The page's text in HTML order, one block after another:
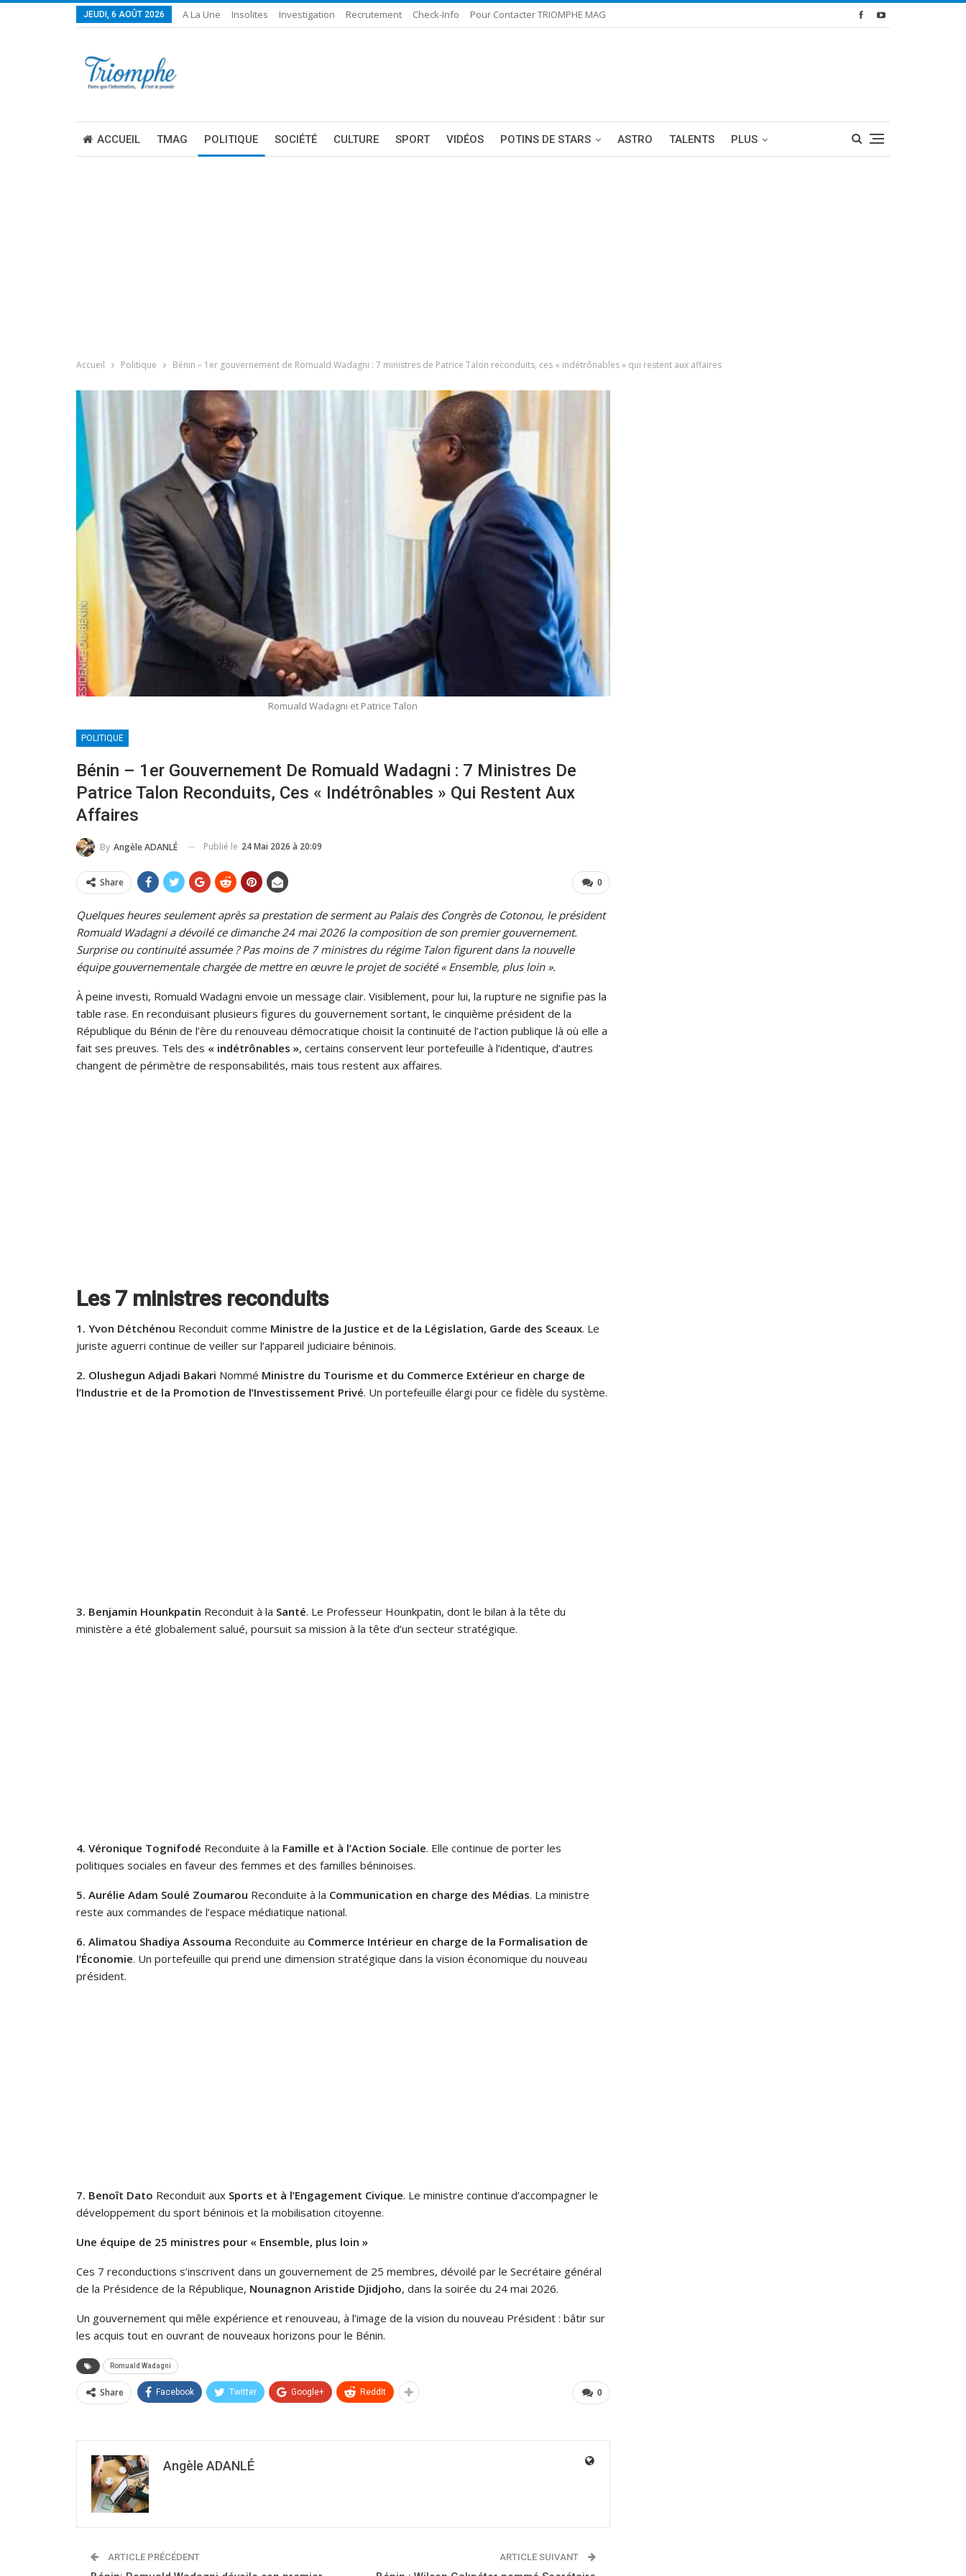
JEUDI, 6 AOÛT 2026 A La Une Insolites Investigation Recrutement Check-Info Pour Contacter TRIOMPHE MAG
ACCUEIL TMAG POLITIQUE SOCIÉTÉ CULTURE SPORT VIDÉOS POTINS DE STARS ASTRO TALENTS PLUS
Accueil Politique Bénin – 1er gouvernement de Romuald Wadagni : 7 ministres de Patrice Talon reconduits, ces « indétrônables » qui restent aux affaires
Romuald Wadagni et Patrice Talon
POLITIQUE
Bénin – 1er Gouvernement De Romuald Wadagni : 7 Ministres De
Patrice Talon Reconduits, Ces « Indétrônables » Qui Restent Aux
Affaires
By Angèle ADANLÉ Publié le 24 Mai 2026 à 20:09
0
Share
Quelques heures seulement après sa prestation de serment au Palais des Congrès de Cotonou, le président
Romuald Wadagni a dévoilé ce dimanche 24 mai 2026 la composition de son premier gouvernement.
Surprise ou continuité assumée ? Pas moins de 7 ministres du régime Talon figurent dans la nouvelle
équipe gouvernementale chargée de mettre en œuvre le projet de société « Ensemble, plus loin ».
À peine investi, Romuald Wadagni envoie un message clair. Visiblement, pour lui, la rupture ne signifie pas la
table rase. En reconduisant plusieurs figures du gouvernement sortant, le cinquième président de la
République du Bénin de l’ère du renouveau démocratique choisit la continuité de l’action publique là où elle a
fait ses preuves. Tels des « indétrônables », certains conservent leur portefeuille à l’identique, d’autres
changent de périmètre de responsabilités, mais tous restent aux affaires.
Les 7 ministres reconduits
1. Yvon Détchénou Reconduit comme Ministre de la Justice et de la Législation, Garde des Sceaux. Le
juriste aguerri continue de veiller sur l’appareil judiciaire béninois.
2. Olushegun Adjadi Bakari Nommé Ministre du Tourisme et du Commerce Extérieur en charge de
l’Industrie et de la Promotion de l’Investissement Privé. Un portefeuille élargi pour ce fidèle du système.
3. Benjamin Hounkpatin Reconduit à la Santé. Le Professeur Hounkpatin, dont le bilan à la tête du
ministère a été globalement salué, poursuit sa mission à la tête d’un secteur stratégique.
4. Véronique Tognifodé Reconduite à la Famille et à l’Action Sociale. Elle continue de porter les
politiques sociales en faveur des femmes et des familles béninoises.
5. Aurélie Adam Soulé Zoumarou Reconduite à la Communication en charge des Médias. La ministre
reste aux commandes de l’espace médiatique national.
6. Alimatou Shadiya Assouma Reconduite au Commerce Intérieur en charge de la Formalisation de
l’Économie. Un portefeuille qui prend une dimension stratégique dans la vision économique du nouveau
président.
7. Benoît Dato Reconduit aux Sports et à l’Engagement Civique. Le ministre continue d’accompagner le
développement du sport béninois et la mobilisation citoyenne.
Une équipe de 25 ministres pour « Ensemble, plus loin »
Ces 7 reconductions s’inscrivent dans un gouvernement de 25 membres, dévoilé par le Secrétaire général
de la Présidence de la République, Nounagnon Aristide Djidjoho, dans la soirée du 24 mai 2026.
Un gouvernement qui mêle expérience et renouveau, à l’image de la vision du nouveau Président : bâtir sur
les acquis tout en ouvrant de nouveaux horizons pour le Bénin.
Romuald Wadagni
0
Share Facebook Twitter Google+ ReddIt
Angèle ADANLÉ
ARTICLE PRÉCÉDENT ARTICLE SUIVANT